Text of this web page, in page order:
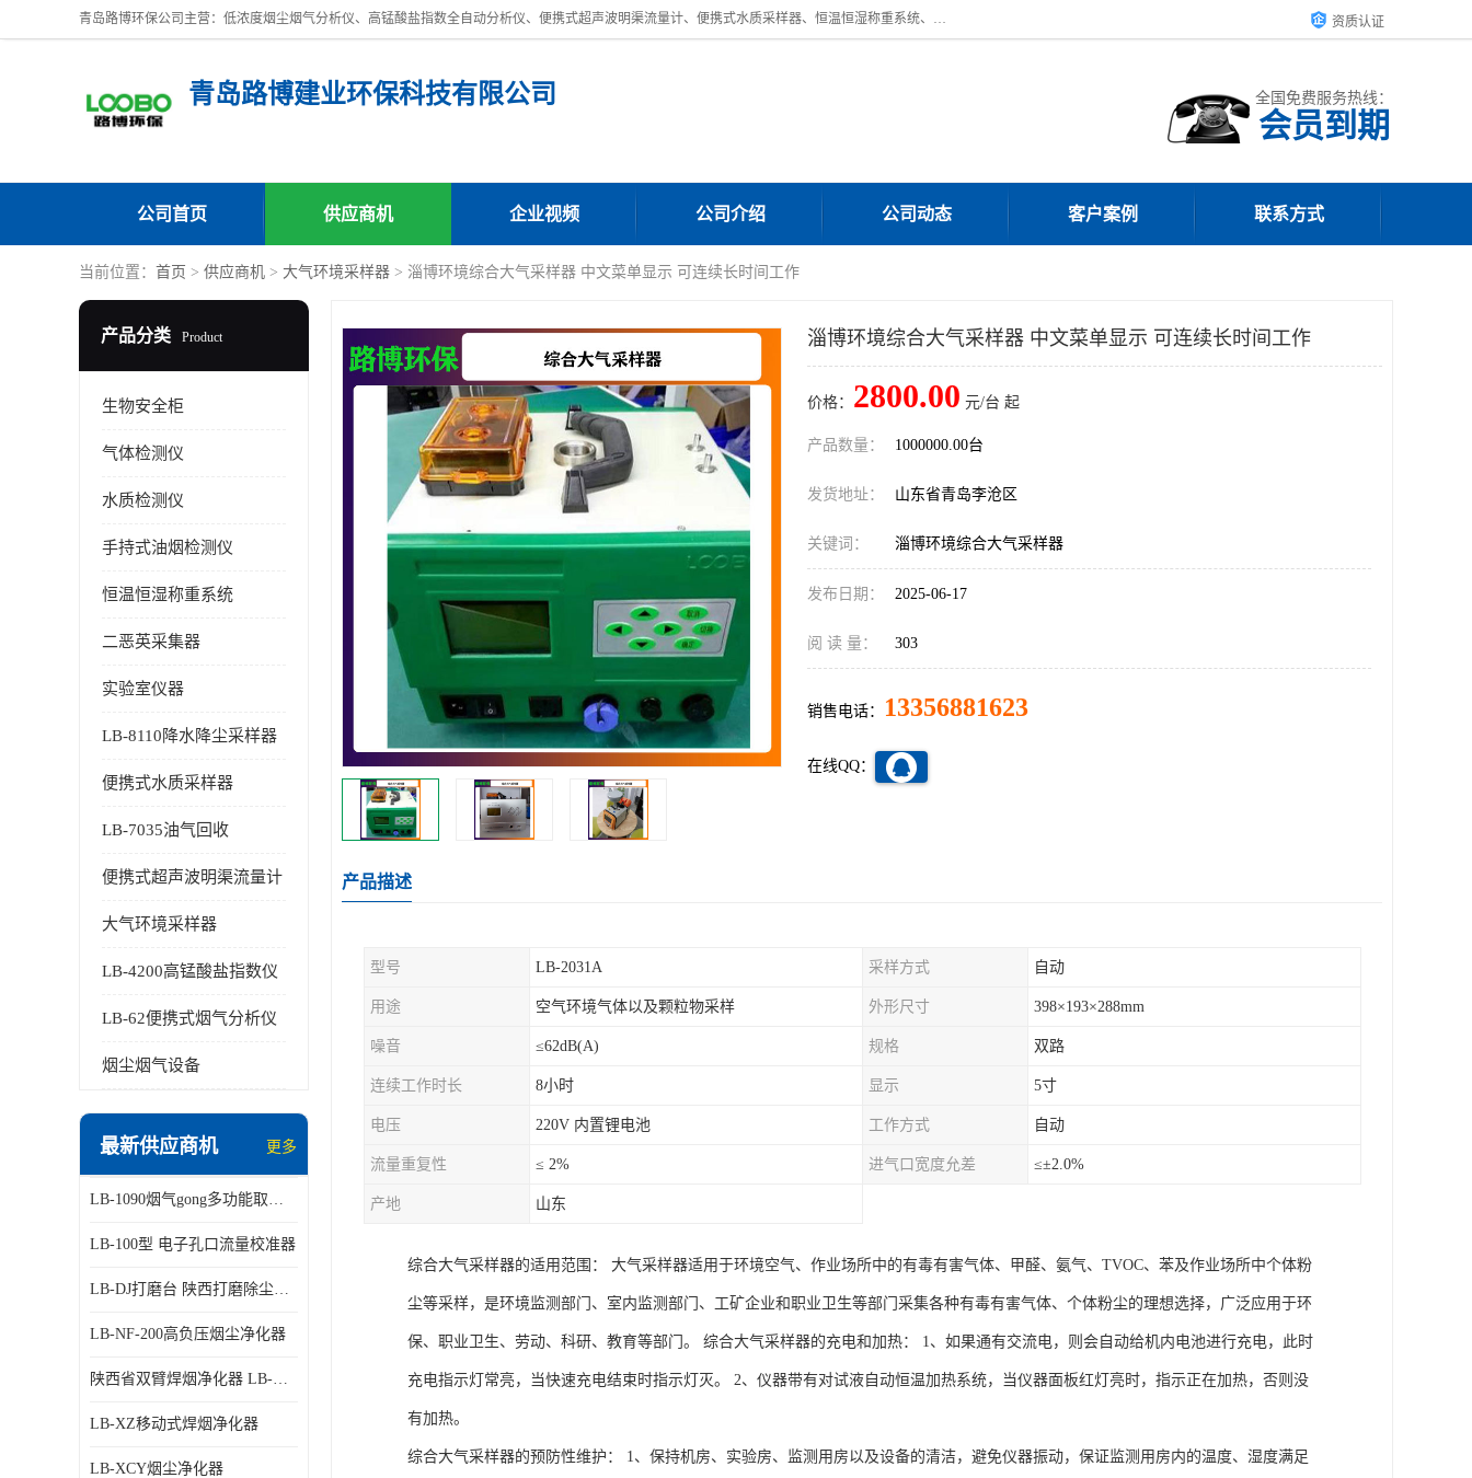
青岛路博环保公司主营：低浓度烟尘烟气分析仪、高锰酸盐指数全自动分析仪、便携式超声波明渠流量计、便携式水质采样器、恒温恒湿称重系统、手持式油烟检测仪等;是一家集环保科研、设计、生产、维护、销售和系统集成为一体的综合性高科技企业。路博人秉承"科学技术是第一生产力的重要理念，倡导环境友好型的生产、生活和消费方式。 资质认证
青岛路博建业环保科技有限公司 全国免费服务热线：
会员到期
公司首页 供应商机 企业视频 公司介绍 公司动态 客户案例 联系方式
当前位置： 首页 > 供应商机 > 大气环境采样器 > 淄博环境综合大气采样器 中文菜单显示 可连续长时间工作
产品分类 Product
生物安全柜
气体检测仪
水质检测仪
手持式油烟检测仪
恒温恒湿称重系统
二恶英采集器
实验室仪器
LB-8110降水降尘采样器
便携式水质采样器
LB-7035油气回收
便携式超声波明渠流量计
大气环境采样器
LB-4200高锰酸盐指数仪
LB-62便携式烟气分析仪
烟尘烟气设备
最新供应商机 更多
LB-1090烟气gong多功能取样管
LB-100型 电子孔口流量校准器
LB-DJ打磨台 陕西打磨除尘平台
LB-NF-200高负压烟尘净化器
陕西省双臂焊烟净化器 LB-XZX
LB-XZ移动式焊烟净化器
LB-XCY烟尘净化器
淄博环境综合大气采样器 中文菜单显示 可连续长时间工作
价格： 2800.00 元/台 起
产品数量： 1000000.00台
发货地址： 山东省青岛李沧区
关键词： 淄博环境综合大气采样器
发布日期： 2025-06-17
阅 读 量： 303
销售电话： 13356881623
在线QQ：
产品描述
型号 LB-2031A 采样方式 自动
用途 空气环境气体以及颗粒物采样 外形尺寸 398×193×288mm
噪音 ≤62dB(A) 规格 双路
连续工作时长 8小时 显示 5寸
电压 220V 内置锂电池 工作方式 自动
流量重复性 ≤ 2% 进气口宽度允差 ≤±2.0%
产地 山东
综合大气采样器的适用范围： 大气采样器适用于环境空气、作业场所中的有毒有害气体、甲醛、氨气、TVOC、苯及作业场所中个体粉
尘等采样，是环境监测部门、室内监测部门、工矿企业和职业卫生等部门采集各种有毒有害气体、个体粉尘的理想选择，广泛应用于环
保、职业卫生、劳动、科研、教育等部门。 综合大气采样器的充电和加热： 1、如果通有交流电，则会自动给机内电池进行充电，此时
充电指示灯常亮，当快速充电结束时指示灯灭。 2、仪器带有对试液自动恒温加热系统，当仪器面板红灯亮时，指示正在加热，否则没
有加热。
综合大气采样器的预防性维护： 1、保持机房、实验房、监测用房以及设备的清洁，避免仪器振动，保证监测用房内的温度、湿度满足